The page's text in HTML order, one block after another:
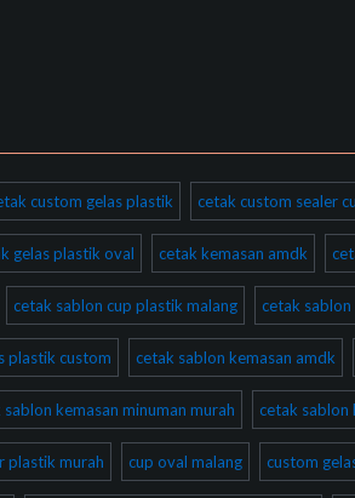
custom gelas plastik cetak custom sealer
gelas plastik oval cetak kemasan amdk
cetak sablon cup plastik malang cetak sablon
plastik custom cetak sablon kemasan amdk
sablon kemasan minuman murah cetak sablon
plastik murah cup oval malang custom